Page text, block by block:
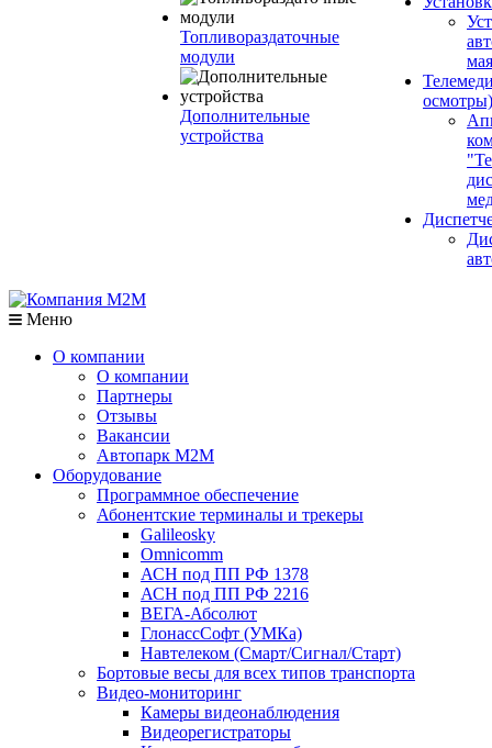
Топливораздаточные
модули
Дополнительные
устройства
осмотры)
Меню
О компании
О компании
Партнеры
Отзывы
Вакансии
Автопарк М2М
Оборудование
Программное обеспечение
Абонентские терминалы и трекеры
Galileosky
Omnicomm
АСН под ПП РФ 1378
АСН под ПП РФ 2216
ВЕГА-Абсолют
ГлонассСофт (УМКа)
Навтелеком (Смарт/Сигнал/Старт)
Бортовые весы для всех типов транспорта
Видео-мониторинг
Камеры видеонаблюдения
Видеорегистраторы